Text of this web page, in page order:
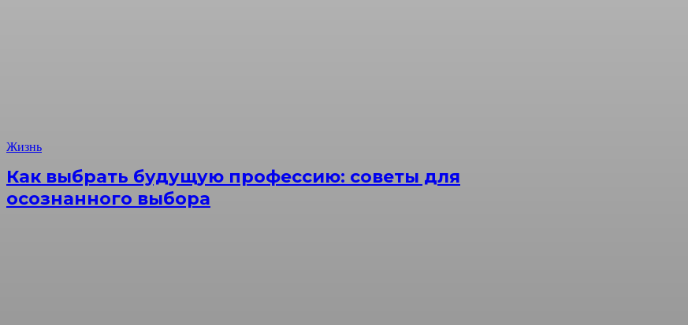
Жизнь
Как выбрать будущую профессию: советы для
осознанного выбора